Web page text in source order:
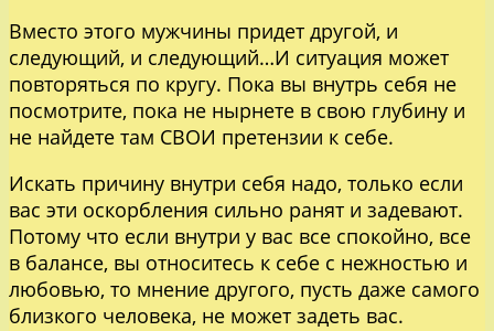
Вместо этого мужчины придет другой, и
следующий, и следующий…И ситуация может
повторяться по кругу. Пока вы внутрь себя не
посмотрите, пока не нырнете в свою глубину и
не найдете там СВОИ претензии к себе.
Искать причину внутри себя надо, только если
вас эти оскорбления сильно ранят и задевают.
Потому что если внутри у вас все спокойно, все
в балансе, вы относитесь к себе с нежностью и
любовью, то мнение другого, пусть даже самого
близкого человека, не может задеть вас.